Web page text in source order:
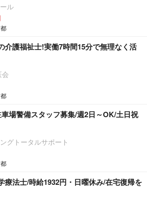
ル
介護福祉士!実働7時間15分で無理なく活
場警備スタッフ募集/週2日～OK/土日祝
グトータルサポート
療法士/時給1932円・日曜休み/在宅復帰を